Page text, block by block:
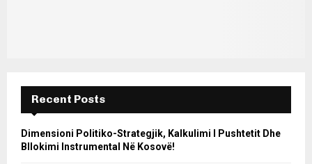
Recent Posts
Dimensioni Politiko-Strategjik, Kalkulimi I Pushtetit Dhe
Bllokimi Instrumental Në Kosovë!